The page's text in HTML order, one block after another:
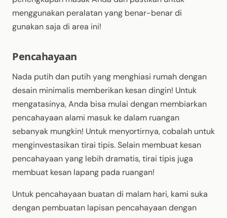
menggunakan peralatan yang benar-benar di
gunakan saja di area ini!
Pencahayaan
Nada putih dan putih yang menghiasi rumah dengan
desain minimalis memberikan kesan dingin! Untuk
mengatasinya, Anda bisa mulai dengan membiarkan
pencahayaan alami masuk ke dalam ruangan
sebanyak mungkin! Untuk menyortirnya, cobalah untuk
menginvestasikan tirai tipis. Selain membuat kesan
pencahayaan yang lebih dramatis, tirai tipis juga
membuat kesan lapang pada ruangan!
Untuk pencahayaan buatan di malam hari, kami suka
dengan pembuatan lapisan pencahayaan dengan